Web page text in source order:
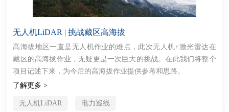
无人机LiDAR | 挑战藏区高海拔
高海拔地区一直是无人机作业的难点，此次无人机+激光雷达在
藏区的高海拔作业，无疑更是一次巨大的挑战。在此我们将整个
项目记述下来，为今后的高海拔作业提供参考和思路。
了解更多 >
无人机LiDAR 电力巡线